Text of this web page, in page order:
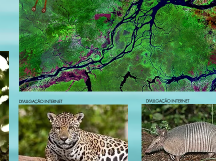
DIVULGAÇÃO INTERNET DIVULGAÇÃO INTERNET